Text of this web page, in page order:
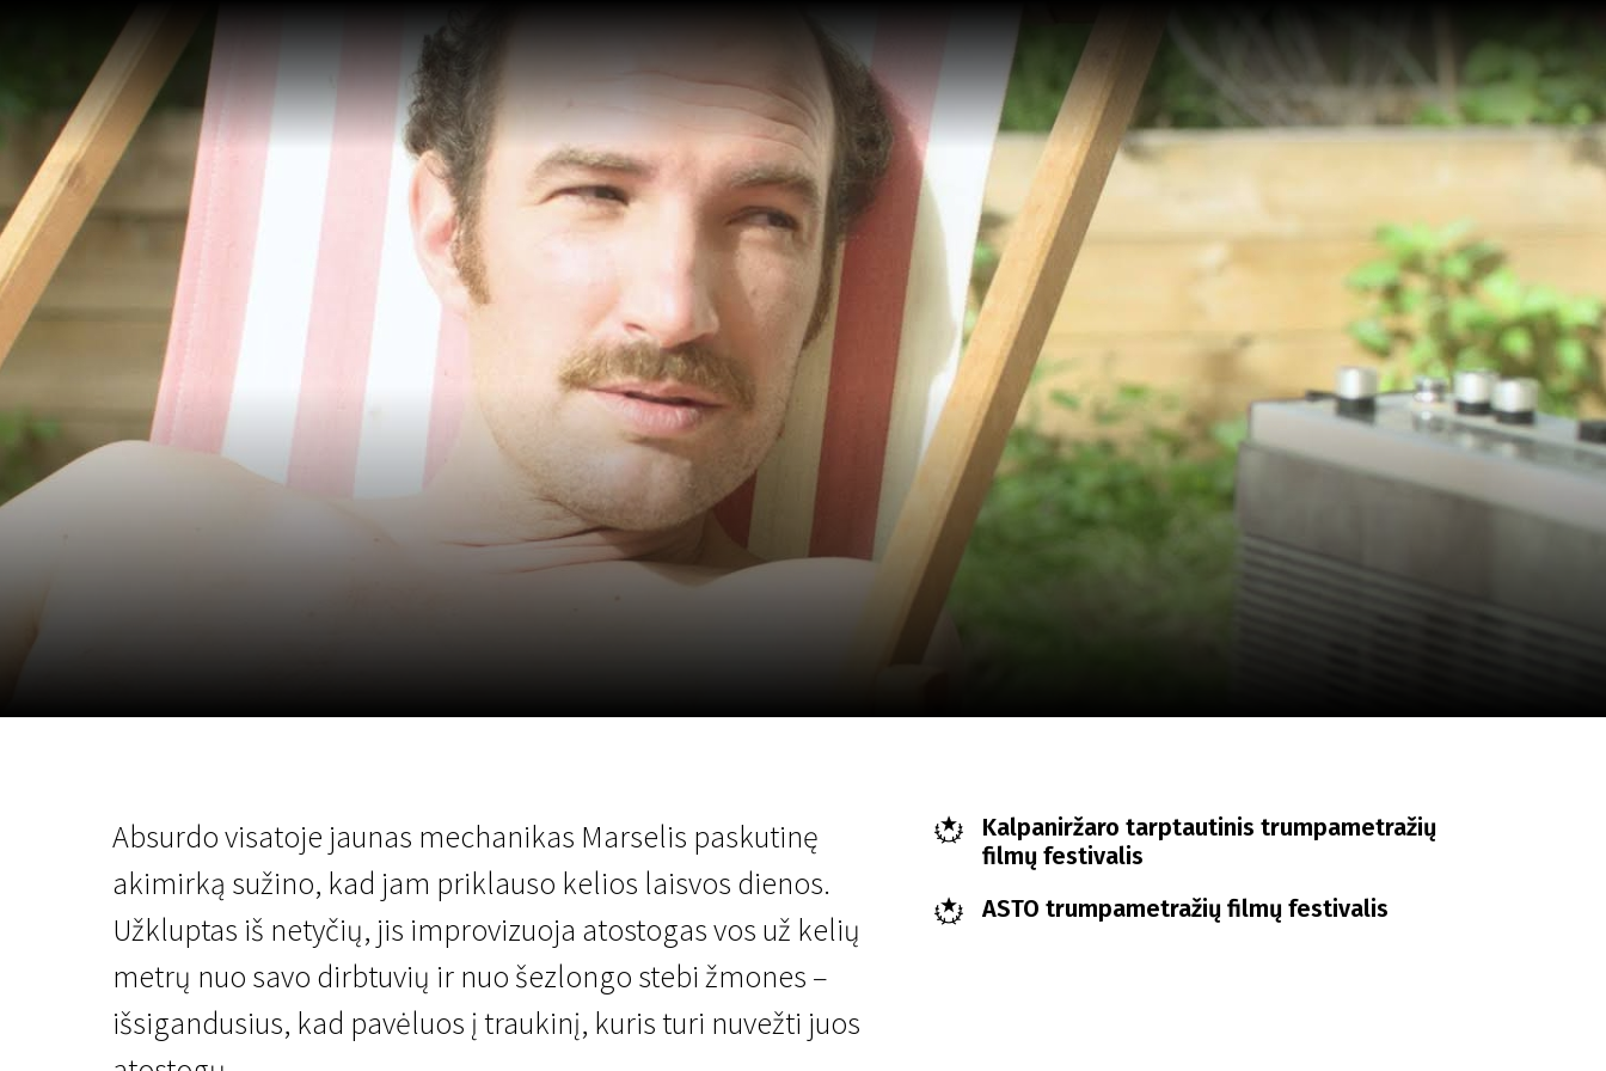
Absurdo visatoje jaunas mechanikas Marselis paskutinę
akimirką sužino, kad jam priklauso kelios laisvos dienos.
Užkluptas iš netyčių, jis improvizuoja atostogas vos už kelių
metrų nuo savo dirbtuvių ir nuo šezlongo stebi žmones –
išsigandusius, kad pavėluos į traukinį, kuris turi nuvežti juos
Kalpaniržaro tarptautinis trumpametražių
filmų festivalis
ASTO trumpametražių filmų festivalis